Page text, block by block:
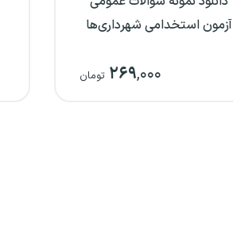
آزمون استخدامی شهرداری‌ها
۲۶۹,۰۰۰ تومان